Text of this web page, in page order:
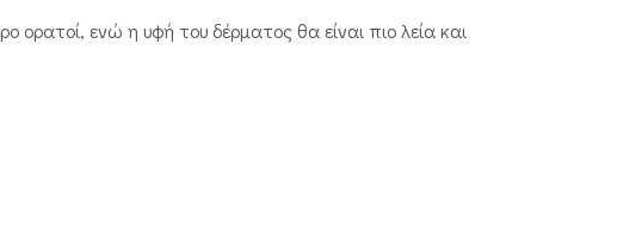
ενώ η υφή του δέρματος θα είναι πιο λεία και